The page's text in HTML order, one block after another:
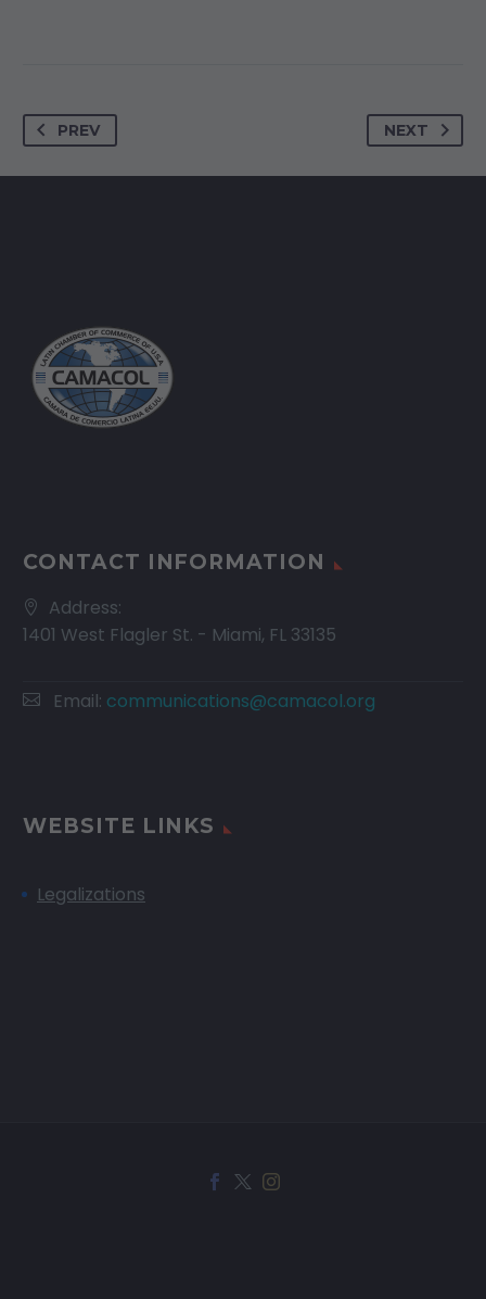
PREV NEXT
CONTACT INFORMATION
Address:
1401 West Flagler St. - Miami, FL 33135
Email: communications@camacol.org
WEBSITE LINKS
Legalizations